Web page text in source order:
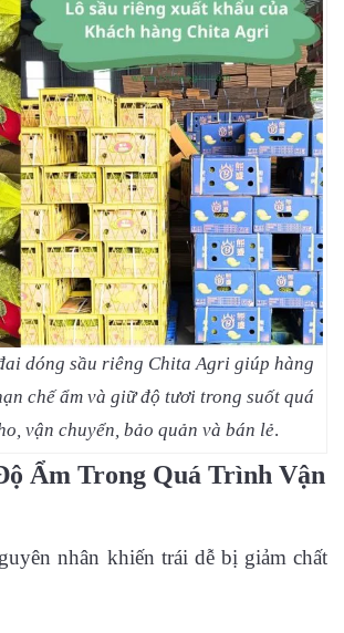
dóng sầu riêng Chita Agri giúp hàng
chế ẩm và giữ độ tươi trong suốt quá
vận chuyển, bảo quản và bán lẻ.
Ẩm Trong Quá Trình Vận
nhân khiến trái dễ bị giảm chất